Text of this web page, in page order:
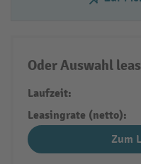
Oder Auswahl
Laufzeit:
Leasingrate (netto):
Zum